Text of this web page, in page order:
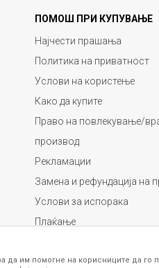
ПОМОШ ПРИ КУПУВАЊЕ
Најчести прашања
Политика на приватност
Услови на користење
Како да купите
Право на повлекување/
производ
Рекламации
Замена и рефундација на
Услови за испорака
Плаќање
да им помогне на корисниците да го